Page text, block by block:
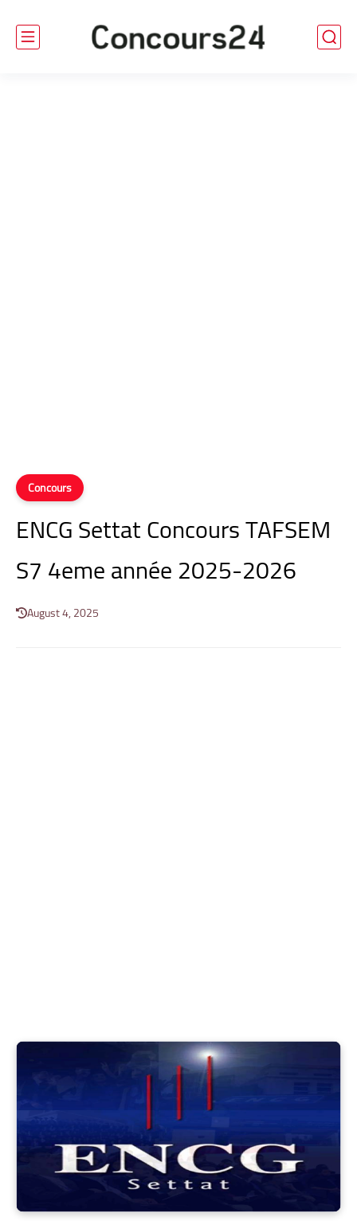
Concours
ENCG Settat Concours TAFSEM
S7 4eme année 2025-2026
August 4, 2025